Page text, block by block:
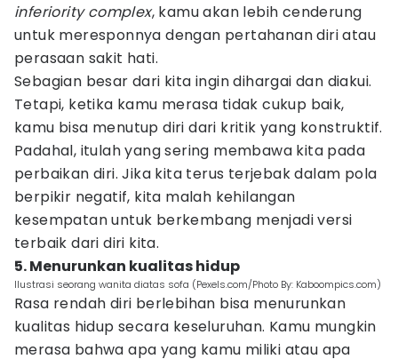
inferiority complex, kamu akan lebih cenderung
untuk meresponnya dengan pertahanan diri atau
perasaan sakit hati.
Sebagian besar dari kita ingin dihargai dan diakui.
Tetapi, ketika kamu merasa tidak cukup baik,
kamu bisa menutup diri dari kritik yang konstruktif.
Padahal, itulah yang sering membawa kita pada
perbaikan diri. Jika kita terus terjebak dalam pola
berpikir negatif, kita malah kehilangan
kesempatan untuk berkembang menjadi versi
terbaik dari diri kita.
5. Menurunkan kualitas hidup
Ilustrasi seorang wanita diatas sofa (Pexels.com/Photo By: Kaboompics.com)
Rasa rendah diri berlebihan bisa menurunkan
kualitas hidup secara keseluruhan. Kamu mungkin
merasa bahwa apa yang kamu miliki atau apa